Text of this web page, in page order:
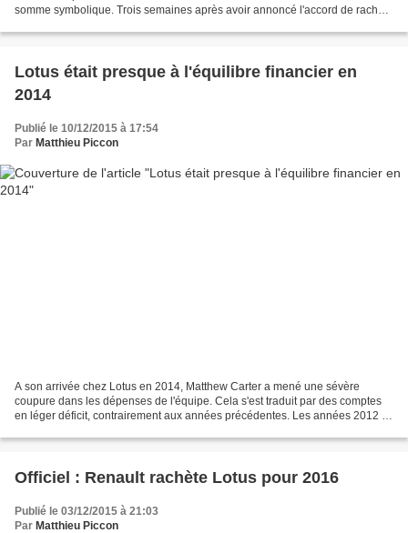
somme symbolique. Trois semaines après avoir annoncé l'accord de rachat
Lotus était presque à l'équilibre financier en
2014
Publié le 10/12/2015 à 17:54
Par Matthieu Piccon
A son arrivée chez Lotus en 2014, Matthew Carter a mené une sévère
coupure dans les dépenses de l'équipe. Cela s'est traduit par des comptes
en léger déficit, contrairement aux années précédentes. Les années 2012 et
Officiel : Renault rachète Lotus pour 2016
Publié le 03/12/2015 à 21:03
Par Matthieu Piccon